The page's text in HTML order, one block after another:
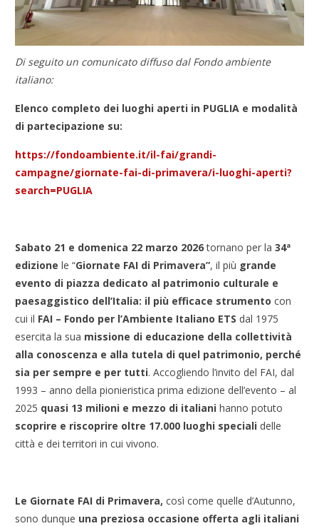
Di seguito un comunicato diffuso dal Fondo ambiente
italiano:
Elenco completo dei luoghi aperti in PUGLIA e modalità
di partecipazione su:
https://fondoambiente.it/il-fai/grandi-
campagne/giornate-fai-di-primavera/i-luoghi-aperti?
search=PUGLIA
Sabato 21 e domenica 22 marzo 2026tornano per la34ª
edizione le “Giornate FAI di Primavera”, il più grande
evento di piazza dedicato al patrimonio culturale e
paesaggistico dell’Italia: il più efficace strumento con
cui il FAI – Fondo per l’Ambiente Italiano ETS dal 1975
esercita la sua missione di educazione della collettività
alla conoscenza e alla tutela di quel patrimonio, perché
sia per sempre e per tutti. Accogliendo l’invito del FAI, dal
1993 – anno della pionieristica prima edizione dell’evento – al
2025 quasi 13 milioni e mezzo di italiani hanno potuto
scoprire e riscoprire oltre 17.000 luoghi speciali delle
città e dei territori in cui vivono.
Le Giornate FAI di Primavera, così come quelle d’Autunno,
sono dunque una preziosa occasione offerta agli italiani